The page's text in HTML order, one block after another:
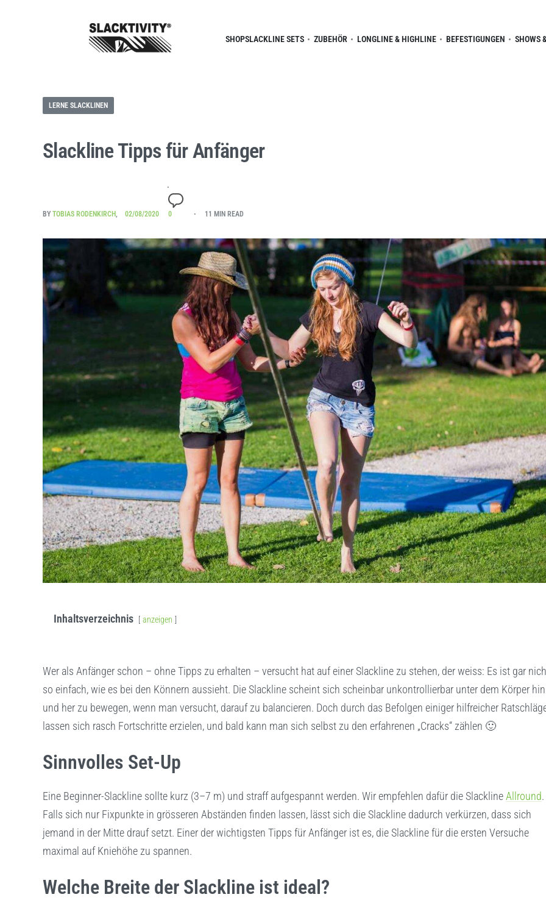
SHOPSLACKLINE SETS ZUBEHÖR LONGLINE & HIGHLINE BEFESTIGUNGEN SHOWS
LERNE SLACKLINEN
Slackline Tipps für Anfänger
BY TOBIAS RODENKIRCH 02/08/2020 0 11 MIN READ
Inhaltsverzeichnis anzeigen
Wer als Anfänger schon – ohne Tipps zu erhalten – versucht hat auf einer Slackline zu stehen, der weiss: Es ist gar
so einfach, wie es bei den Könnern aussieht. Die Slackline scheint sich scheinbar unkontrollierbar unter dem Körper hin
und her zu bewegen, wenn man versucht, darauf zu balancieren. Doch durch das Befolgen einiger hilfreicher
lassen sich rasch Fortschritte erzielen, und bald kann man sich selbst zu den erfahrenen „Cracks“ zählen 🙂
Sinnvolles Set-Up
Eine Beginner-Slackline sollte kurz (3–7 m) und straff aufgespannt werden. Wir empfehlen dafür die SlacklineAllround.
Falls sich nur Fixpunkte in grösseren Abständen finden lassen, lässt sich die Slackline dadurch verkürzen, dass sich
jemand in der Mitte drauf setzt. Einer der wichtigsten Tipps für Anfänger ist es, die Slackline für die ersten Versuche
maximal auf Kniehöhe zu spannen.
Welche Breite der Slackline ist ideal?